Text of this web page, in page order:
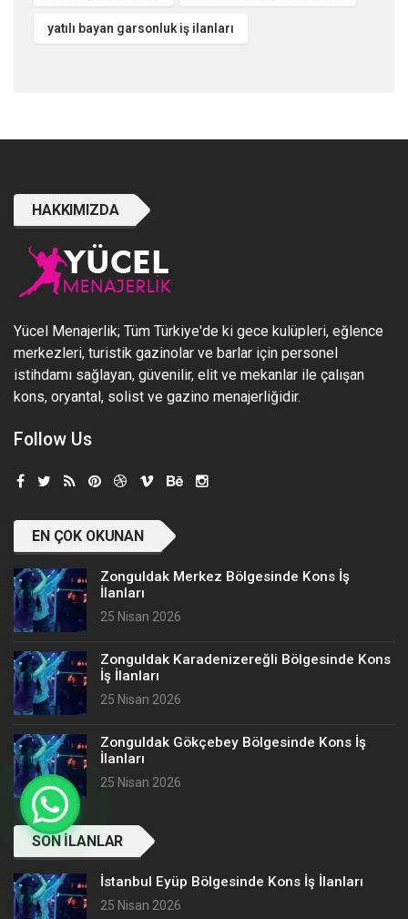
yatılı bayan garsonluk iş ilanları
HAKKIMIZDA
Yücel Menajerlik; Tüm Türkiye'de ki gece kulüpleri, eğlence
merkezleri, turistik gazinolar ve barlar için personel
istihdamı sağlayan, güvenilir, elit ve mekanlar ile çalışan
kons, oryantal, solist ve gazino menajerliğidir.
Follow Us
EN ÇOK OKUNAN
Zonguldak Merkez Bölgesinde Kons İş
İlanları
25 Nisan 2026
Zonguldak Karadenizereğli Bölgesinde Kons
İş İlanları
25 Nisan 2026
Zonguldak Gökçebey Bölgesinde Kons İş
İlanları
25 Nisan 2026
SON İLANLAR
İstanbul Eyüp Bölgesinde Kons İş İlanları
25 Nisan 2026